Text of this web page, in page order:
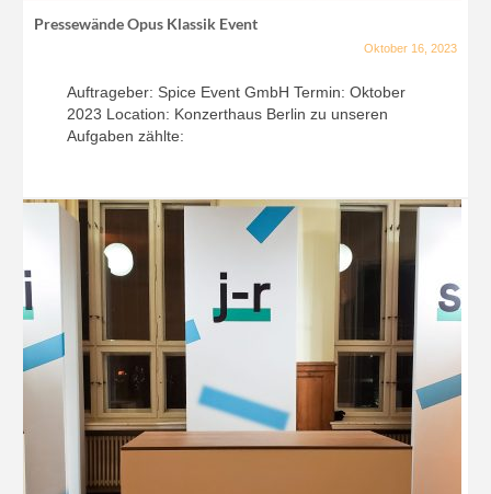
Pressewände Opus Klassik Event
Oktober 16, 2023
Auftrageber: Spice Event GmbH Termin: Oktober
2023 Location: Konzerthaus Berlin zu unseren
Aufgaben zählte: